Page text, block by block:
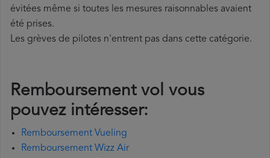
évitées même si toutes les mesures raisonnables avaient
été prises.
Les grèves de pilotes n'entrent pas dans cette catégorie.
Remboursement vol vous
pouvez intéresser:
Remboursement Vueling
Remboursement Wizz Air